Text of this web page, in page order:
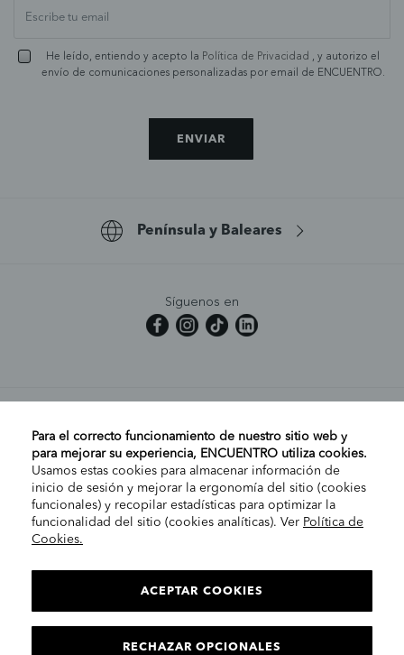
He leído, entiendo y acepto la Política de Privacidad , y autorizo el
envío de comunicaciones personalizadas por email de ENCUENTRO.
ENVIAR
Península y Baleares
Síguenos en
MI CUENTA
AYUDA
EMPRESA
INFORMACIÓN LEGAL
Para el correcto funcionamiento de nuestro sitio web y
para mejorar su experiencia, ENCUENTRO utiliza cookies.
Usamos estas cookies para almacenar información de
inicio de sesión y mejorar la ergonomía del sitio (cookies
funcionales) y recopilar estadísticas para optimizar la
funcionalidad del sitio (cookies analíticas). Ver Política de
Cookies.
ACEPTAR COOKIES
RECHAZAR OPCIONALES